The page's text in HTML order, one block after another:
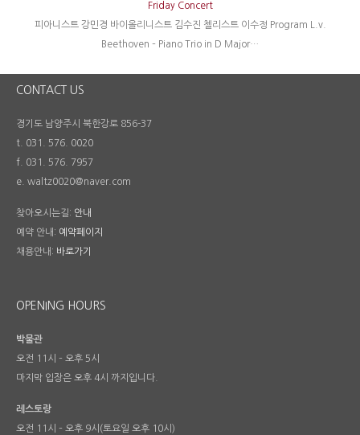
Friday Concert
피아니스트 강민경 바이올리니스트 김수진 첼리스트 이수정 Program L.v.
Beethoven – Piano Trio in D Major…
CONTACT US
경기도 남양주시 북한강로 856-37
t. 031. 576. 0020
f. 031. 576. 7957
e. waltz0020@naver.com
찾아오시는길: 안내
예약 안내: 예약페이지
채용안내: 바로가기
OPENING HOURS
박물관
오전 11시 – 오후 5시
마지막 입장은 오후 4시 까지입니다.
레스토랑
오전 11시 – 오후 9시(토요일 오후 10시)